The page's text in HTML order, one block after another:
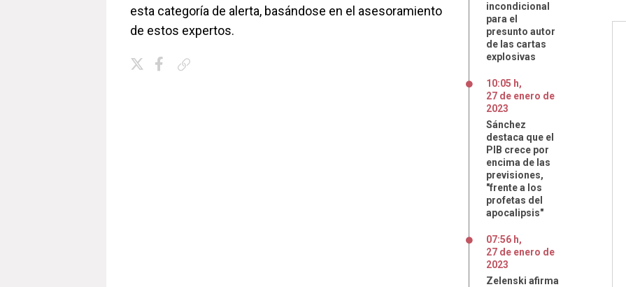
esta categoría de alerta, basándose en el asesoramiento
de estos expertos.
incondicional
para el
presunto autor
de las cartas
explosivas
10:05 h,
27 de enero de
2023
Sánchez
destaca que el
PIB crece por
encima de las
previsiones,
"frente a los
profetas del
apocalipsis"
07:56 h,
27 de enero de
2023
Zelenski afirma